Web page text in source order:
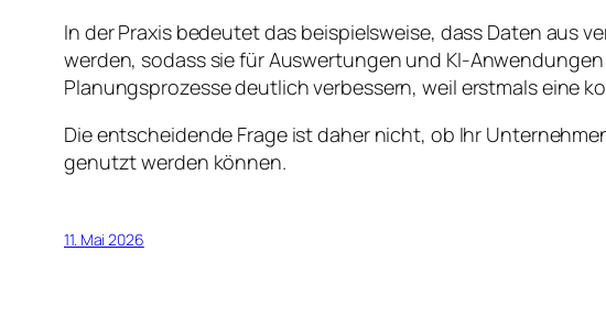
In der Praxis bedeutet das beispielsweise, dass Daten aus
werden, sodass sie für Auswertungen und KI-
Planungsprozesse deutlich verbessern, weil erstmals eine
Die entscheidende Frage ist daher nicht, ob Ihr
genutzt werden können.
11. Mai 2026